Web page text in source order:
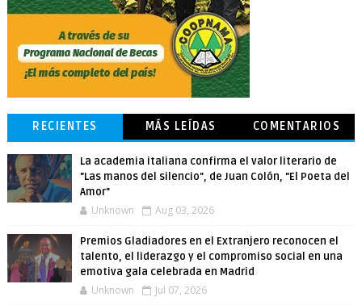
RECIENTES MÁS LEÍDAS COMENTARIOS
La academia italiana confirma el valor literario de
"Las manos del silencio", de Juan Colón, "El Poeta del
Amor"
Unknown Aug 03, 2026
Premios Gladiadores en el Extranjero reconocen el
talento, el liderazgo y el compromiso social en una
emotiva gala celebrada en Madrid
Unknown Jul 07, 2026